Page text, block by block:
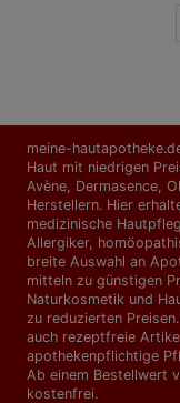
meine-
Haut mit niedrigen
Avène, Dermasence,
Herstellern. Hier
medizinische
Allergiker,
breite Auswahl an
mitteln zu günstigen
Naturkosmetik und
zu reduzierten
auch rezeptfreie
apothekenpflichtige
Ab einem Bestellwert
kostenfrei.